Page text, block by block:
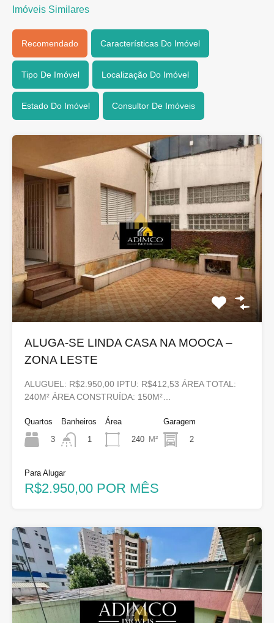
Imóveis Similares
Recomendado Características Do Imóvel
Tipo De Imóvel Localização Do Imóvel
Estado Do Imóvel Consultor De Imóveis
ALUGA-SE LINDA CASA NA MOOCA –
ZONA LESTE
ALUGUEL: R$2.950,00 IPTU: R$412,53 ÁREA TOTAL:
240M² ÁREA CONSTRUÍDA: 150M²…
Quartos
3
Banheiros
1
Área
240 M²
Garagem
2
Para Alugar
R$2.950,00 POR MÊS